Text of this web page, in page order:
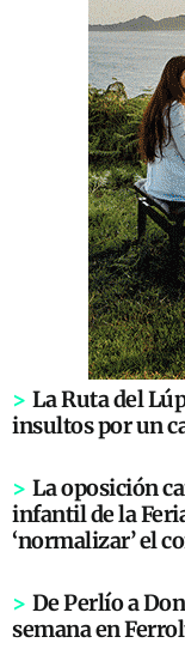
> La Ruta del
insultos por un
> La oposición
infantil de la
‘normalizar’ el
> De Perlío a
semana en